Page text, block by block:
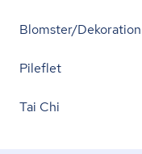
Blomster/Dekoration
Pileflet
Tai Chi